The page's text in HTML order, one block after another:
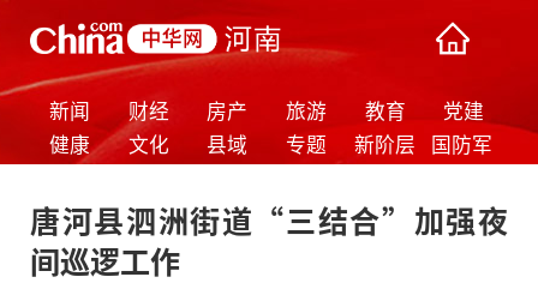
新闻 财经 房产 旅游 教育
党建
健康
文化 县域 专题 新阶层
国防军
唐河县泗洲街道“三结合”加强夜
间巡逻工作